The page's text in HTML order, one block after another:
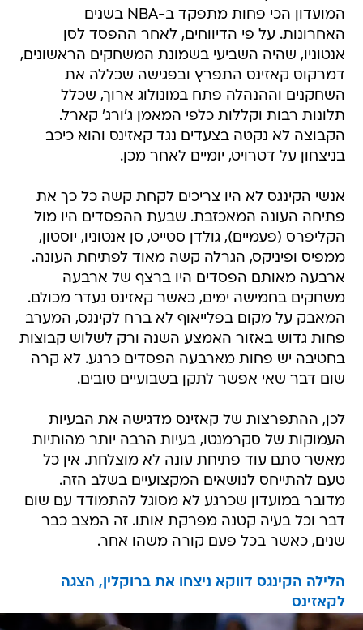
המועדון הכי פחות מתפקד ב-NBA בשנים
האחרונות. על פי הדיווחים, לאחר ההפסד לסן
אנטוניו, שהיה השביעי בשמונת המשחקים הראשונים,
דמרקוס קאזינס התפרץ ובפגישה שכללה את
השחקנים וההנהלה פתח במונולוג ארוך, שכלל
תלונות רבות וקללות כלפי המאמן ג'ורג' קארל.
הקבוצה לא נקטה בצעדים נגד קאזינס והוא כיכב
בניצחון על דטרויט, יומיים לאחר מכן.
אנשי הקינגס לא היו צריכים לקחת קשה כל כך את
פתיחה העונה המאכזבת. שבעת ההפסדים היו מול
הקליפרס (פעמיים), גולדן סטייט, סן אנטוניו, יוסטון,
ממפיס ופיניקס, הגרלה קשה מאוד לפתיחת העונה.
ארבעה מאותם הפסדים היו ברצף של ארבעה
משחקים בחמישה ימים, כאשר קאזינס נעדר מכולם.
המאבק על מקום בפלייאוף לא ברח לקינגס, המערב
פחות גדוש באזור האמצע השנה ורק לשלוש קבוצות
בחטיבה יש פחות מארבעה הפסדים כרגע. לא קרה
שום דבר שאי אפשר לתקן בשבועיים טובים.
לכן, ההתפרצות של קאזינס מדגישה את הבעיות
העמוקות של סקרמנטו, בעיות הרבה יותר מהותיות
מאשר סתם עוד פתיחת עונה לא מוצלחת. אין כל
טעם להתייחס לנושאים המקצועיים בשלב הזה.
מדובר במועדון שכרגע לא מסוגל להתמודד עם שום
דבר וכל בעיה קטנה מפרקת אותו. זה המצב כבר
שנים, כאשר בכל פעם קורה משהו אחר.
הלילה הקינגס דווקא ניצחו את ברוקלין, הצגה
לקאזינס